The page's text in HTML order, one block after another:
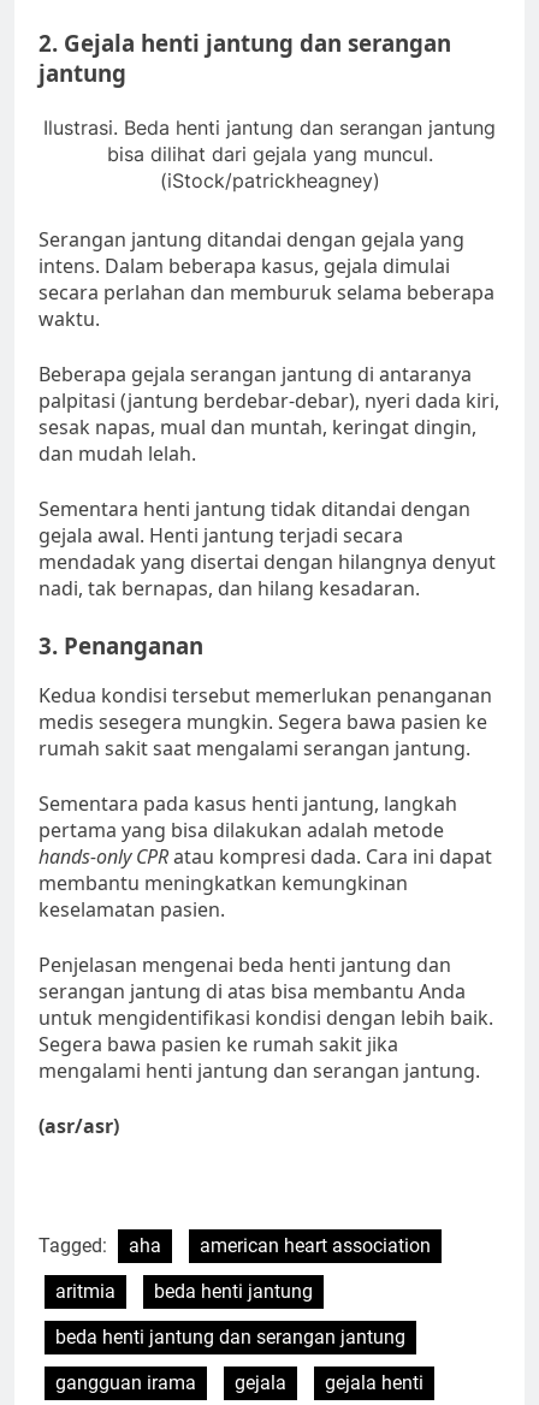
2. Gejala henti jantung dan serangan
jantung
Ilustrasi. Beda henti jantung dan serangan jantung
bisa dilihat dari gejala yang muncul.
(iStock/patrickheagney)
Serangan jantung ditandai dengan gejala yang
intens. Dalam beberapa kasus, gejala dimulai
secara perlahan dan memburuk selama beberapa
waktu.
Beberapa gejala serangan jantung di antaranya
palpitasi (jantung berdebar-debar), nyeri dada kiri,
sesak napas, mual dan muntah, keringat dingin,
dan mudah lelah.
Sementara henti jantung tidak ditandai dengan
gejala awal. Henti jantung terjadi secara
mendadak yang disertai dengan hilangnya denyut
nadi, tak bernapas, dan hilang kesadaran.
3. Penanganan
Kedua kondisi tersebut memerlukan penanganan
medis sesegera mungkin. Segera bawa pasien ke
rumah sakit saat mengalami serangan jantung.
Sementara pada kasus henti jantung, langkah
pertama yang bisa dilakukan adalah metode
hands-only CPRatau kompresi dada. Cara ini dapat
membantu meningkatkan kemungkinan
keselamatan pasien.
Penjelasan mengenai beda henti jantung dan
serangan jantung di atas bisa membantu Anda
untuk mengidentifikasi kondisi dengan lebih baik.
Segera bawa pasien ke rumah sakit jika
mengalami henti jantung dan serangan jantung.
(asr/asr)
Tagged: aha
american heart association
aritmia
beda henti jantung
beda henti jantung dan serangan jantung
gangguan irama
gejala
gejala henti